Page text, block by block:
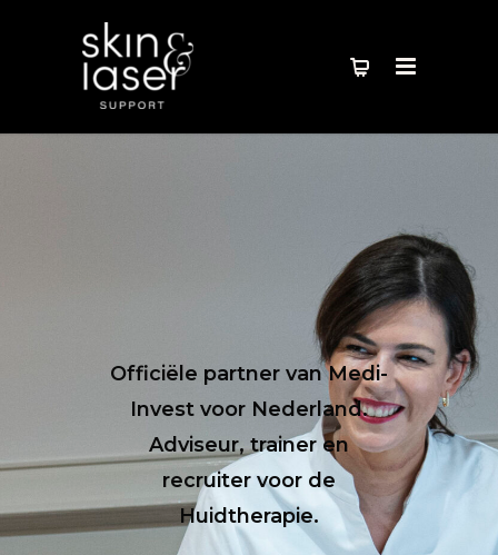
Officiële partner van Medi-
Invest voor Nederland.
Adviseur, trainer en
recruiter voor de
Huidtherapie.